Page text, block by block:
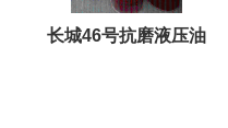
长城46号抗磨液压油